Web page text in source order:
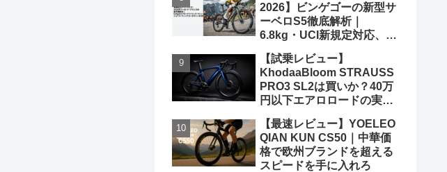
2026】ビンゲゴーの新型サ
ーベロS5徹底解析｜
6.8kg・UCI新規定対応、ポ
グランツールマシン
【試乗レビュー】
KhodaaBloom STRAUSS
PRO3 SL2は買いか？40万
円以下エアロロードの実力
斬る
【最速レビュー】YOELEO
QIAN KUN CS50｜中華価
格で欧州ブランドを超える
スピードを手に入れろ